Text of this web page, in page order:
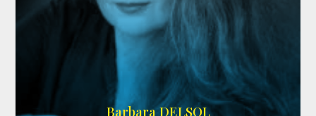
IMDB
Barbara DELSOL